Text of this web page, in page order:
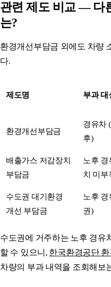
관련 제도 비교 — 다
는?
환경개선부담금 외에도 차량
다.
제도명 부과 대
환경개선부담금
경유차
후)
배출가스 저감장치
부담금
노후 경
치 미부
수도권 대기환경
개선 부담금
노후 경
권)
수도권에 거주하는 노후 경유
할 수 있으니, 한국환경공단
차량의 부과 내역을 조회해보